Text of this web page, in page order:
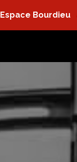
Espace Bourdieu